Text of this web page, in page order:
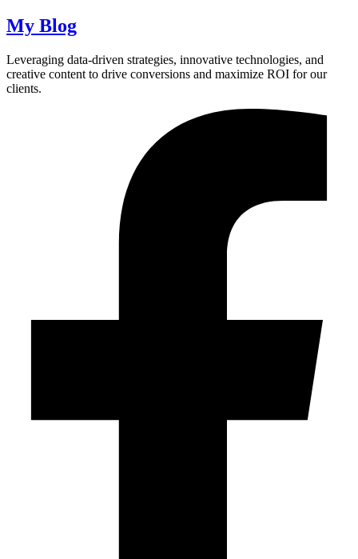
My Blog
Leveraging data-driven strategies, innovative technologies, and
creative content to drive conversions and maximize ROI for our
clients.